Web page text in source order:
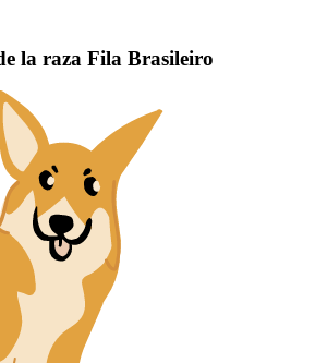
la raza Fila Brasileiro